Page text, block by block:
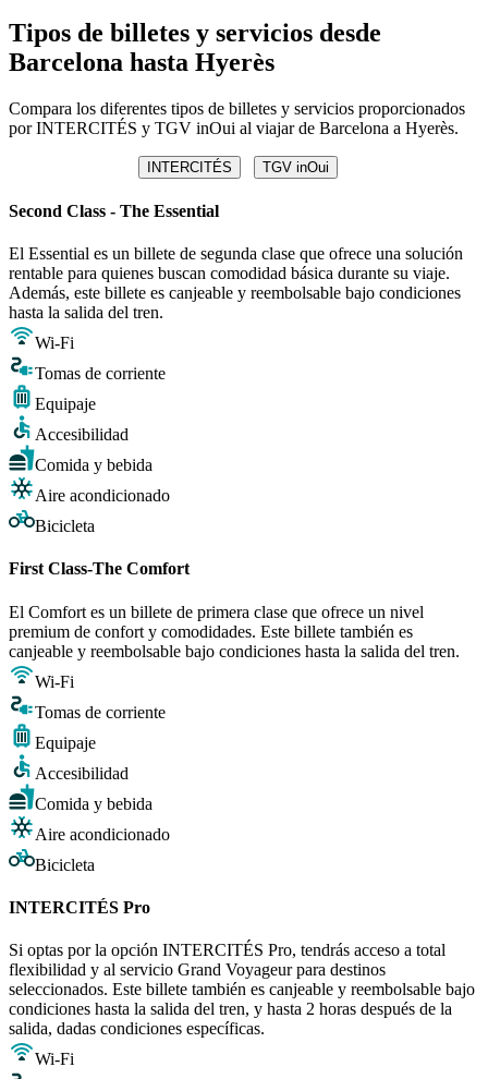
Tipos de billetes y servicios desde
Barcelona hasta Hyerès
Compara los diferentes tipos de billetes y servicios proporcionados
por INTERCITÉS y TGV inOui al viajar de Barcelona a Hyerès.
INTERCITÉS TGV inOui
Second Class - The Essential
El Essential es un billete de segunda clase que ofrece una solución
rentable para quienes buscan comodidad básica durante su viaje.
Además, este billete es canjeable y reembolsable bajo condiciones
hasta la salida del tren.
Wi-Fi
Tomas de corriente
Equipaje
Accesibilidad
Comida y bebida
Aire acondicionado
Bicicleta
First Class-The Comfort
El Comfort es un billete de primera clase que ofrece un nivel
premium de confort y comodidades. Este billete también es
canjeable y reembolsable bajo condiciones hasta la salida del tren.
Wi-Fi
Tomas de corriente
Equipaje
Accesibilidad
Comida y bebida
Aire acondicionado
Bicicleta
INTERCITÉS Pro
Si optas por la opción INTERCITÉS Pro, tendrás acceso a total
flexibilidad y al servicio Grand Voyageur para destinos
seleccionados. Este billete también es canjeable y reembolsable bajo
condiciones hasta la salida del tren, y hasta 2 horas después de la
salida, dadas condiciones específicas.
Wi-Fi